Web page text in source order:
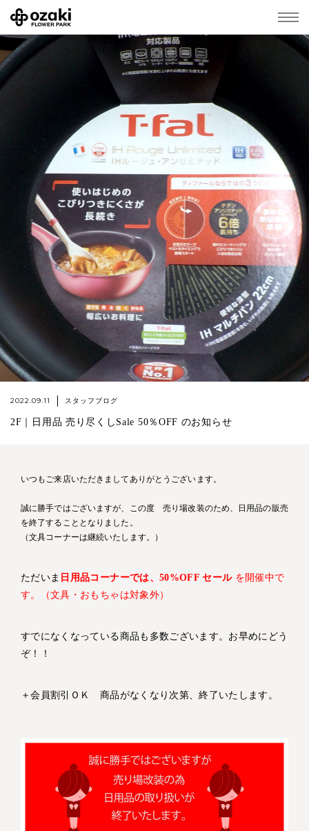
2022.09.11 スタッフブログ
2F｜日用品 売り尽くしSale 50％OFF のお知らせ
いつもご来店いただきましてありがとうございます。
誠に勝手ではございますが、この度 売り場改装のため、日用品の販売
を終了することとなりました。
（文具コーナーは継続いたします。）
ただいま 日用品コーナーでは、50%OFF セールを開催中で
す。（文具・おもちゃは対象外）
すでになくなっている商品も多数ございます。お早めにどう
ぞ！！
＋会員割引ＯＫ 商品がなくなり次第、終了いたします。